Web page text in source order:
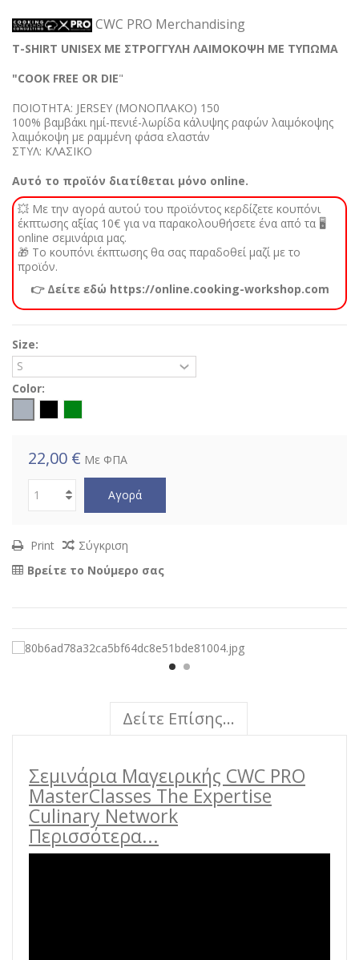
CWC PRO Merchandising
T-SHIRT UNISEX ΜΕ ΣΤΡΟΓΓΥΛΗ ΛΑΙΜΟΚΟΨΗ ΜΕ ΤΥΠΩΜΑ
"COOK FREE OR DIE"
ΠΟΙΟΤΗΤΑ: JERSEY (ΜΟΝΟΠΛΑΚΟ) 150
100% βαμβάκι ημί-πενιέ-λωρίδα κάλυψης ραφών λαιμόκοψης
λαιμόκοψη με ραμμένη φάσα ελαστάν
ΣΤΥΛ: ΚΛΑΣΙΚΟ
Αυτό το προϊόν διατίθεται μόνο online.
💥 Με την αγορά αυτού του προϊόντος κερδίζετε κουπόνι
έκπτωσης αξίας 10€ για να παρακολουθήσετε ένα από τα 🖥️
online σεμινάρια μας.
🎁 Το κουπόνι έκπτωσης θα σας παραδοθεί μαζί με το
προϊόν.
👉 Δείτε εδώ https://online.cooking-workshop.com
Size:
Color:
22,00 € Με ΦΠΑ
Αγορά
Print
Σύγκριση
Βρείτε το Νούμερο σας
Δείτε Επίσης...
Σεμινάρια Μαγειρικής CWC PRO
MasterClasses The Expertise
Culinary Network
Περισσότερα...